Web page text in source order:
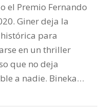
el Premio Fernando
Giner deja la
para
en un thriller
que no deja
a nadie. Bineka…